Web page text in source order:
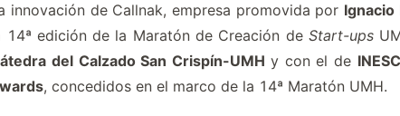
innovación de Callnak, empresa promovida por Ignacio
14ª edición de la Maratón de Creación de Start-ups
del Calzado San Crispín-UMH y con el de
, concedidos en el marco de la 14ª Maratón UMH.